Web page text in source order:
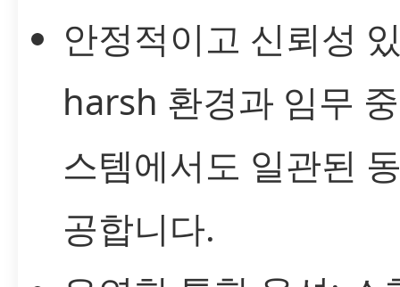
안정적이고 신뢰성
harsh 환경과 임무
스템에서도 일관된
공합니다.